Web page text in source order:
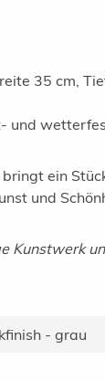
35 cm,
und
bringt ein
und
Kunstwerk
- grau